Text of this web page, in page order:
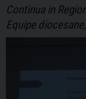
Continua in
Equipe